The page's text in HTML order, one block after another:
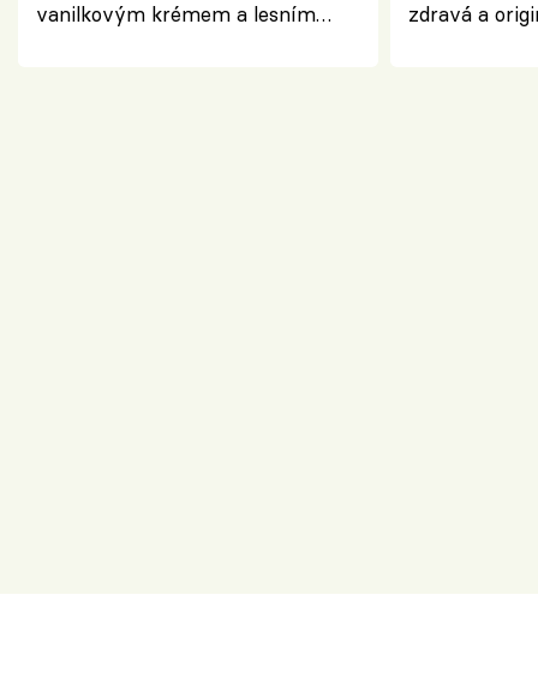
vanilkovým krémem a lesním
zdravá a